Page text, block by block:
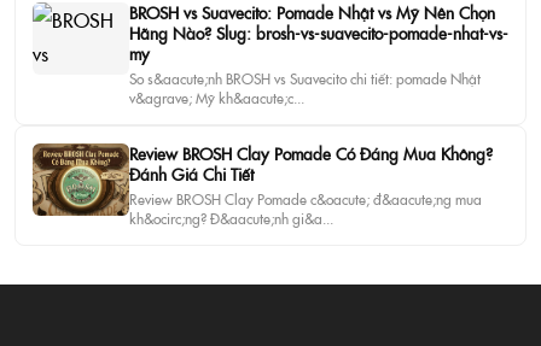
BROSH vs Suavecito: Pomade Nhật vs Mỹ Nên Chọn
Hãng Nào? Slug: brosh-vs-suavecito-pomade-nhat-vs-
my
So s&aacute;nh BROSH vs Suavecito chi tiết: pomade Nhật
v&agrave; Mỹ kh&aacute;c...
Review BROSH Clay Pomade Có Đáng Mua Không?
Đánh Giá Chi Tiết
Review BROSH Clay Pomade c&oacute; đ&aacute;ng mua
kh&ocirc;ng? Đ&aacute;nh gi&a...